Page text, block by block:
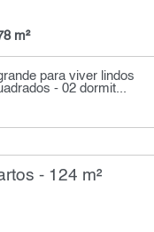
m²
para viver lindos
- 02 dormit...
- 124 m²